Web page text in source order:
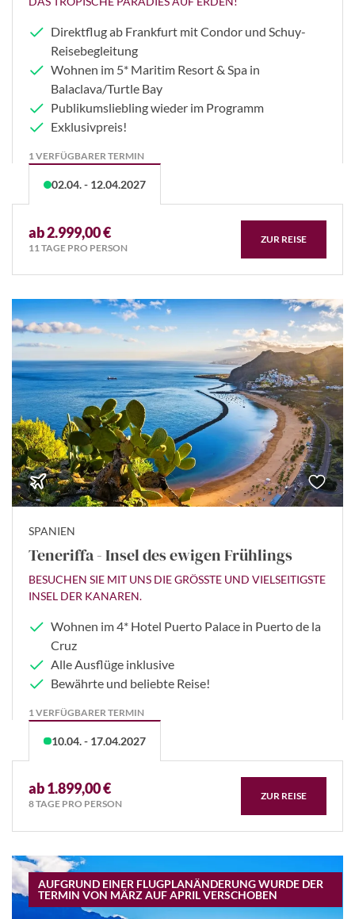
Direktflug ab Frankfurt mit Condor und Schuy-
Reisebegleitung
Wohnen im 5* Maritim Resort & Spa in
Balaclava/Turtle Bay
Publikumsliebling wieder im Programm
Exklusivpreis!
1 VERFÜGBARER TERMIN
02.04. - 12.04.2027
ab 2.999,00 €
11 TAGE PRO PERSON
ZUR REISE
SPANIEN
Teneriffa - Insel des ewigen Frühlings
BESUCHEN SIE MIT UNS DIE GRÖSSTE UND VIELSEITIGSTE I
NSEL DER KANAREN.
Wohnen im 4* Hotel Puerto Palace in Puerto de la
Cruz
Alle Ausflüge inklusive
Bewährte und beliebte Reise!
1 VERFÜGBARER TERMIN
10.04. - 17.04.2027
ab 1.899,00 €
8 TAGE PRO PERSON
ZUR REISE
AUFGRUND EINER FLUGPLANÄNDERUNG WURDE DER
TERMIN VON MÄRZ AUF APRIL VERSCHOBEN